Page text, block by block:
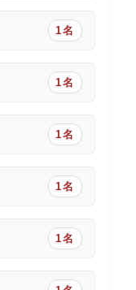
1名
1名
1名
1名
1名